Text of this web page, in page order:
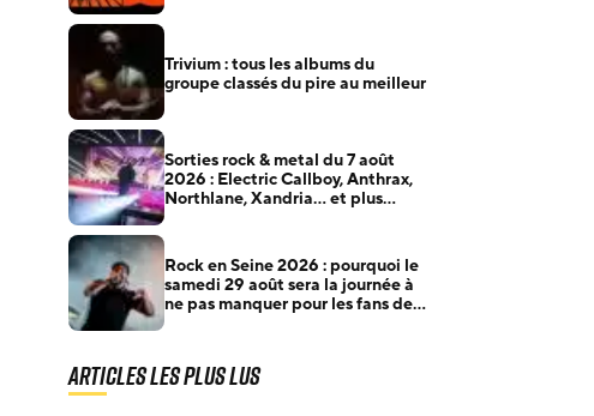
Trivium : tous les albums du
groupe classés du pire au meilleur
Sorties rock & metal du 7 août
2026 : Electric Callboy, Anthrax,
Northlane, Xandria… et plus
Rock en Seine 2026 : pourquoi le
samedi 29 août sera la journée à
ne pas manquer pour les fans de
Articles les plus lus